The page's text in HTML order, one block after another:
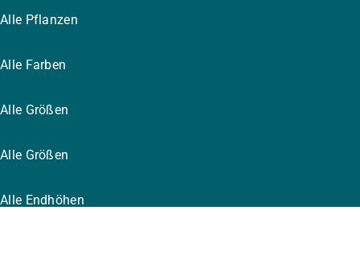
Alle Pflanzen
Alle Farben
Alle Größen
Alle Größen
Alle Endhöhen